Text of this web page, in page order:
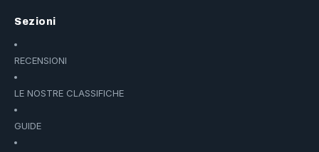
Sezioni
RECENSIONI
LE NOSTRE CLASSIFICHE
GUIDE